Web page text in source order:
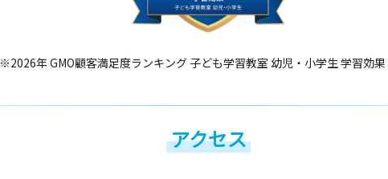
※2026年 GMO顧客満足度ランキング 子ども学習教室 幼児・小学生 学習効
アクセス